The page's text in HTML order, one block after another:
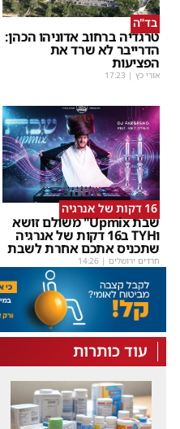
בד"ה
טרגדיה ברחוב אדוניהו הכהן:
הדרייבר לא שרד את
הפציעות
אורי כץ |
17:23
16 דקות של אנרגיה
שבת Upmix" משולם זושא
וTYH ב16 דקות של אנרגיה
שתכניס אתכם אחרת לשבת
חרדים ירושלים |
14:26
עוד כותרות